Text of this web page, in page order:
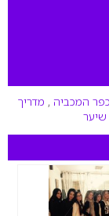
כפר המכביה , מדריך
שיער